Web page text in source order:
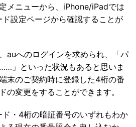
メニューから、iPhone/iPadでは
設定ページから確認することが
auへのログインを求められ、「パ
」といった状況もあると思いま
末のご契約時に登録した4桁の番
の変更をすることができます。
・4桁の暗証番号のいずれもわか